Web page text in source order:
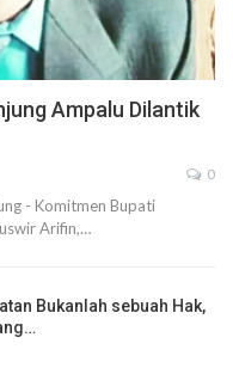
Ampalu Dilantik
0
- Komitmen Bupati
Arifin,…
Bukanlah sebuah Hak,